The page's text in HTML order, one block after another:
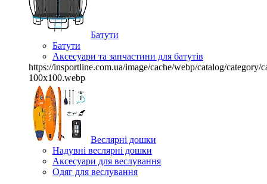
Батути
Батути
Аксесуари та запчастини для батутів
https://insportline.com.ua/image/cache/webp/catalog/category/
100x100.webp
Веслярні дошки
Надувні веслярні дошки
Аксесуари для веслування
Одяг для веслування